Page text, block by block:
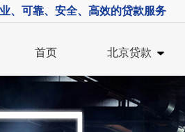
、可靠、安全、高效的贷款服务
首页 北京贷款